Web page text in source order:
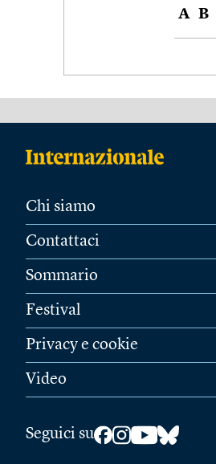
A B
Chi siamo
Contattaci
Sommario
Festival
Privacy e cookie
Video
Seguici su